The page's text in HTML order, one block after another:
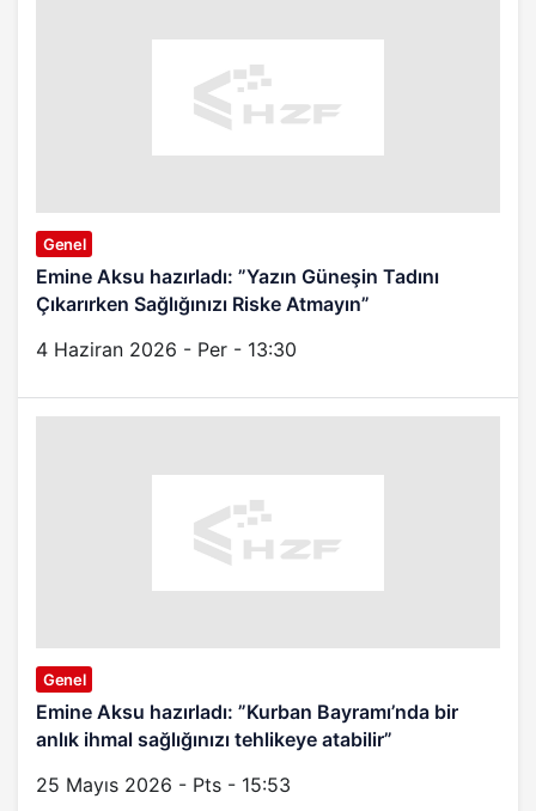
Genel
Emine Aksu hazırladı: ”Yazın Güneşin Tadını
Çıkarırken Sağlığınızı Riske Atmayın”
4 Haziran 2026 - Per - 13:30
Genel
Emine Aksu hazırladı: ”Kurban Bayramı’nda bir
anlık ihmal sağlığınızı tehlikeye atabilir”
25 Mayıs 2026 - Pts - 15:53